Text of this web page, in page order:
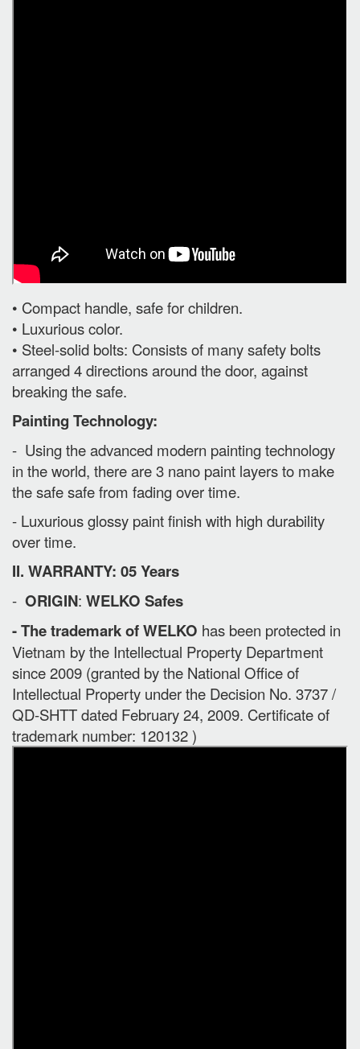
• Compact handle, safe for children.
• Luxurious color.
• Steel-solid bolts: Consists of many safety bolts
arranged 4 directions around the door, against
breaking the safe.
Painting Technology:
- Using the advanced modern painting technology
in the world, there are 3 nano paint layers to make
the safe safe from fading over time.
- Luxurious glossy paint finish with high durability
over time.
II. WARRANTY: 05 Years
- ORIGIN: WELKO Safes
- The trademark of WELKO has been protected in
Vietnam by the Intellectual Property Department
since 2009 (granted by the National Office of
Intellectual Property under the Decision No. 3737 /
QD-SHTT dated February 24, 2009. Certificate of
trademark number: 120132 )